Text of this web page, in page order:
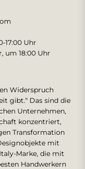
17:00 Uhr
um 18:00 Uhr
Widerspruch
gibt.“ Das sind die
Unternehmen,
konzentriert,
Transformation
mit
Marke, die mit
Handwerkern